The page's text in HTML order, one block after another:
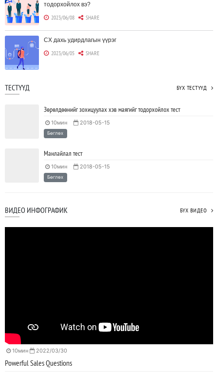
тодорхойлох вэ?
2023/06/08 SHARE
CX дахь удирдлагын үүрэг
2023/06/05 SHARE
2023/06/02
Тодорхойгүй цаг үед CEO нар хэрхэн инновацийг дэмжих вэ?
JAVA программчлалын хэлний олимпиад амжилттай зохион
байгуулагдлаа.
ТЕСТҮҮД БҮХ ТЕСТҮҮД
Зөрөлдөөнийг зохицуулах хэв маягийг тодорхойлох тест
10мин 2018-05-15
Бөглөх
Манлайлал тест
10мин 2018-05-15
Бөглөх
ВИДЕО ИНФОГРАФИК БҮХ ВИДЕО
10мин 2022/03/30
Powerful Sales Questions